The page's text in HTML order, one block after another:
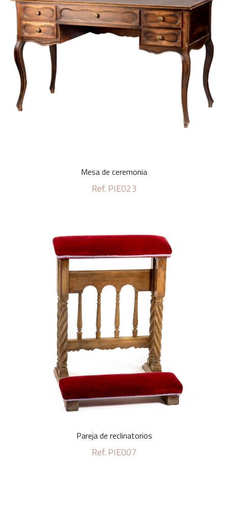
Mesa de ceremonia
Ref. PIE023
Pareja de reclinatorios
Ref. PIE007